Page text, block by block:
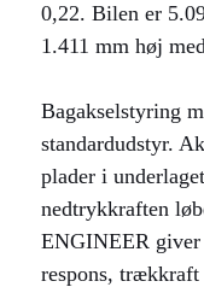
0,22. Bilen er
1.411 mm høj
Bagakselstyring
standardudstyr.
plader i
nedtrykkraften
ENGINEER
respons,